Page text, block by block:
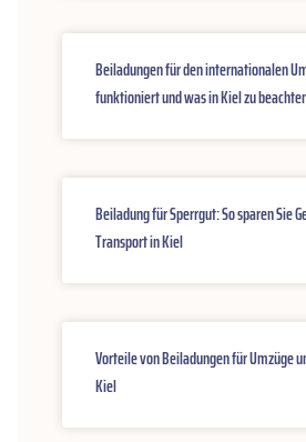
Beiladungen für den internationalen
funktioniert und was in Kiel zu
Beiladung für Sperrgut: So sparen Sie
Transport in Kiel
Vorteile von Beiladungen für Umzüge
Kiel